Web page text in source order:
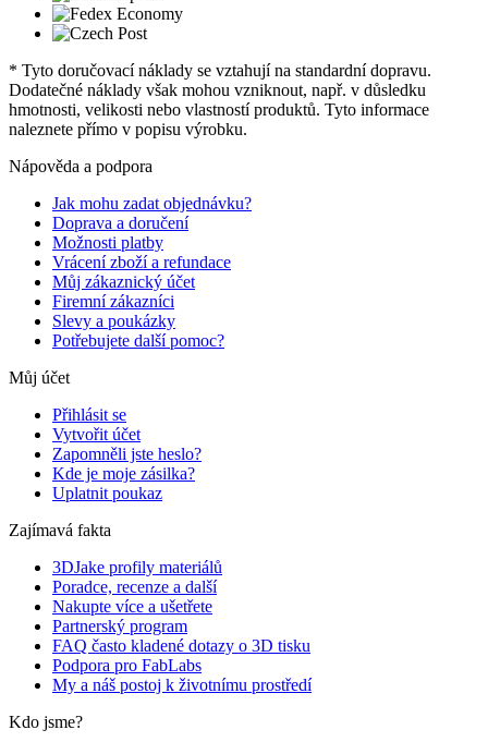
* Tyto doručovací náklady se vztahují na standardní dopravu.
Dodatečné náklady však mohou vzniknout, např. v důsledku
hmotnosti, velikosti nebo vlastností produktů. Tyto informace
naleznete přímo v popisu výrobku.
Nápověda a podpora
Jak mohu zadat objednávku?
Doprava a doručení
Možnosti platby
Vrácení zboží a refundace
Můj zákaznický účet
Firemní zákazníci
Slevy a poukázky
Potřebujete další pomoc?
Můj účet
Přihlásit se
Vytvořit účet
Zapomněli jste heslo?
Kde je moje zásilka?
Uplatnit poukaz
Zajímavá fakta
3DJake profily materiálů
Poradce, recenze a další
Nakupte více a ušetřete
Partnerský program
FAQ často kladené dotazy o 3D tisku
Podpora pro FabLabs
My a náš postoj k životnímu prostředí
Kdo jsme?